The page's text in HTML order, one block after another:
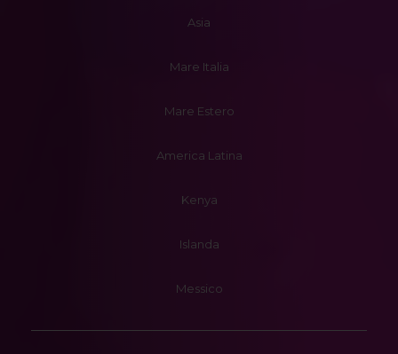
Asia
Mare Italia
Mare Estero
America Latina
Kenya
Islanda
Messico